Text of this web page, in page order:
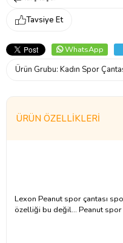
Tavsiye Et
WhatsApp
Ürün Grubu: Kadın Spor
ÜRÜN ÖZELLIKLERI
Lexon Peanut spor çantası
özelliği bu değil... Peanut spor